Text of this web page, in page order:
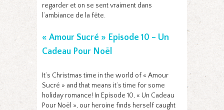
regarder et on se sent vraiment dans
l’ambiance de la fête.
« Amour Sucré » Episode 10 – Un
Cadeau Pour Noël
It’s Christmas time in the world of « Amour
Sucré » and that means it’s time for some
holiday romance! In Episode 10, « Un Cadeau
Pour Noël », our heroine finds herself caught